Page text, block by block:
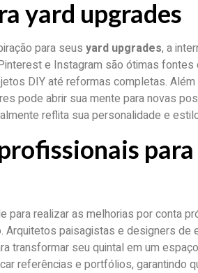
yard upgrades
para seus yard upgrades, a
e Instagram são ótimas fontes
DIY até reformas completas.
pode abrir sua mente para novas
reflita sua personalidade e
para realizar as melhorias por conta
Arquitetos paisagistas e designers de
transformar seu quintal em um
referências e portfólios, garantindo